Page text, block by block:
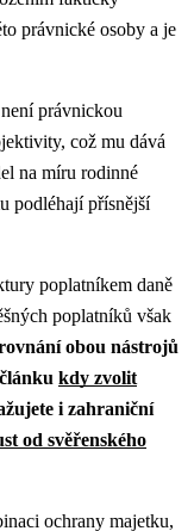
právnické osoby a je
právnickou
což mu dává
na míru rodinné
podléhají přísnější
poplatníkem daně
poplatníků však
obou nástrojů
kdy zvolit
i zahraniční
od svěřenského
ochrany majetku,